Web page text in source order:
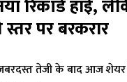
रिकॉर्ड हाई,
पर बरकरार
तेजी के बाद आज शेयर